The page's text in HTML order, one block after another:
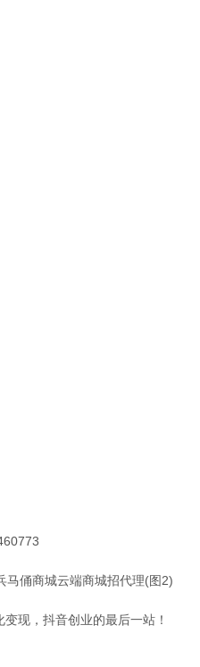
现，抖音创业的最后一站！